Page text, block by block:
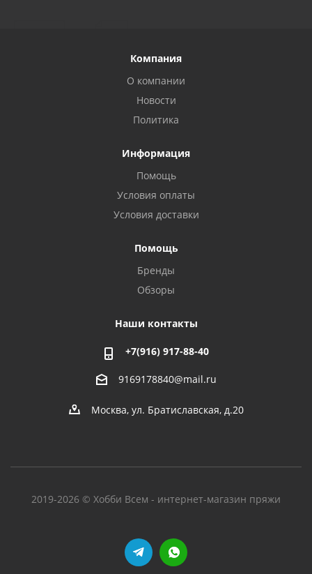
Компания
О компании
Новости
Политика
Информация
Помощь
Условия оплаты
Условия доставки
Помощь
Бренды
Обзоры
Наши контакты
+7(916) 917-88-40
9169178840@mail.ru
Москва, ул. Братиславская, д.20
2019-2026 © Хобби Всем - интернет-магазин пряжи